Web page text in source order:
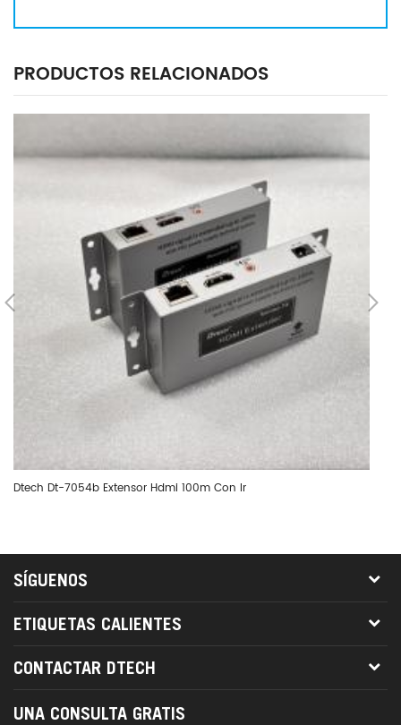
PRODUCTOS RELACIONADOS
Dtech Dt-7054b Extensor Hdmi 100m Con Ir
SÍGUENOS
ETIQUETAS CALIENTES
CONTACTAR DTECH
UNA CONSULTA GRATIS